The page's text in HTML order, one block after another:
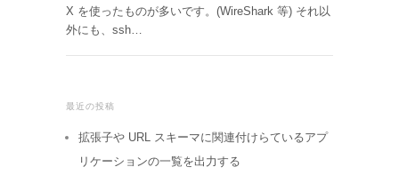
X を使ったものが多いです。(WireShark 等) それ以
外にも、ssh…
最近の投稿
拡張子や URL スキーマに関連付けらているアプ
リケーションの一覧を出力する